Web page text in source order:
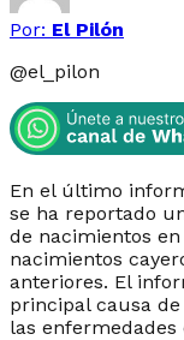
Por: El Pilón
@el_pilon
En el último
se ha reportado
de nacimientos
nacimientos
anteriores. El
principal causa
las enfermedades